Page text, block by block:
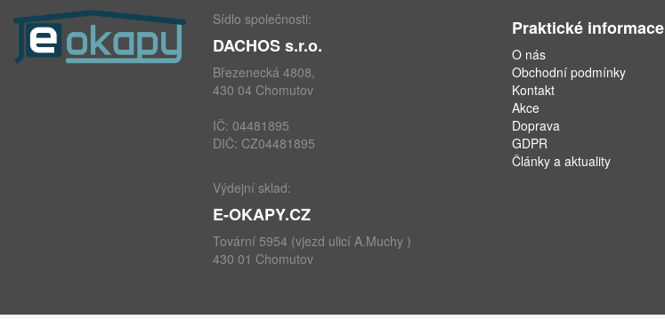
Sídlo společnosti:
DACHOS s.r.o.
Březenecká 4808,
430 04 Chomutov
IČ: 04481895
DIČ: CZ04481895
Výdejní sklad:
E-OKAPY.CZ
Tovární 5954 (vjezd ulicí A.Muchy )
430 01 Chomutov
Praktické informace
O nás
Obchodní podmínky
Kontakt
Akce
Doprava
GDPR
Články a aktuality